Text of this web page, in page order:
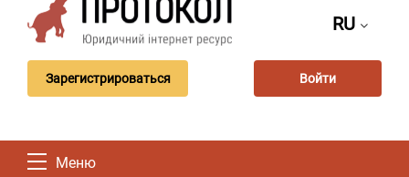
RU
Зарегистрироваться Войти
Меню